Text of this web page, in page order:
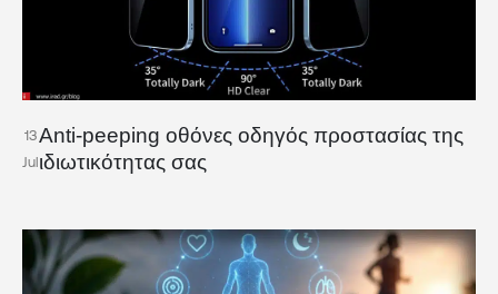
13
Jul
Anti-peeping οθόνες οδηγός προστασίας της
ιδιωτικότητας σας